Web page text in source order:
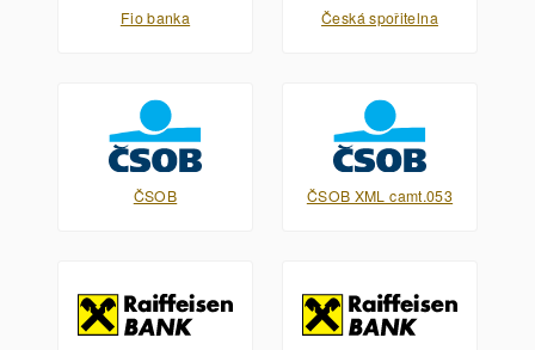
Fio banka Česká spořitelna
ČSOB ČSOB XML camt.053